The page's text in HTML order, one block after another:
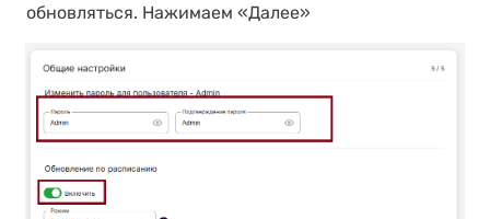
обновляться. Нажимаем «Далее»